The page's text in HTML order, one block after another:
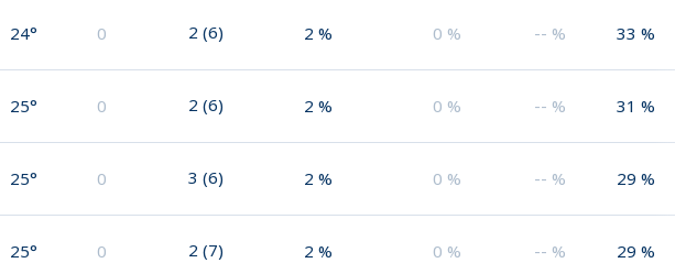
24° 0 2 (6) 2 % 0 % -- % 33 %
25° 0 2 (6) 2 % 0 % -- % 31 %
25° 0 3 (6) 2 % 0 % -- % 29 %
25° 0 2 (7) 2 % 0 % -- % 29 %